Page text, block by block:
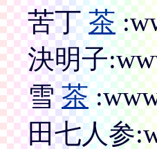
苦丁茶
決明子
雪茶
田七人参